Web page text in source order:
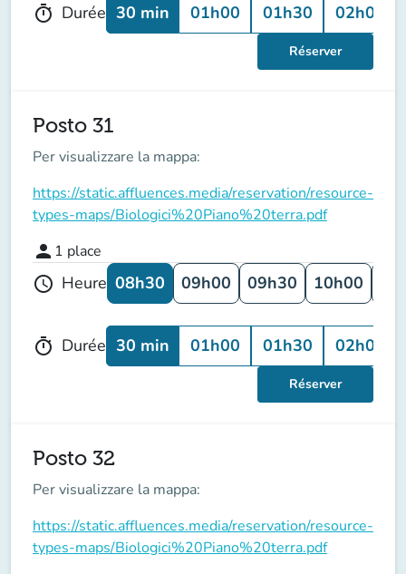
timer Durée 30 min 01h00 01h30 02h00
Réserver
Posto 31
Per visualizzare la mappa:
https://static.affluences.media/reservation/resource-
types-maps/Biologici%20Piano%20terra.pdf
person 1 place
schedule Heure 08h30 09h00 09h30 10h00
timer Durée 30 min 01h00 01h30 02h00
Réserver
Posto 32
Per visualizzare la mappa:
https://static.affluences.media/reservation/resource-
types-maps/Biologici%20Piano%20terra.pdf